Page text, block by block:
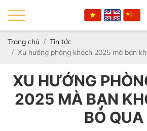
Trang chủ
Tin tức
Xu hướng phòng khách 2025 mà bạn
XU HƯỚNG
2025 MÀ BẠN
BỎ QUA